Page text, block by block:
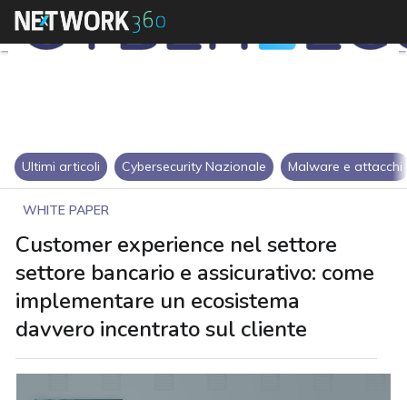
Ultimi articoli Cybersecurity Nazionale Malware e attacchi
WHITE PAPER
Customer experience nel settore
settore bancario e assicurativo: come
implementare un ecosistema
davvero incentrato sul cliente